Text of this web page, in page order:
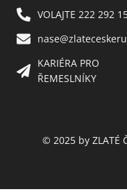
VOLAJTE 222 292
KARIÉRA PRO
ŘEMESLNÍKY
© 2025 by ZLATÉ